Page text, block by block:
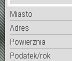
Miasto
Adres
Powierznia
Podatek/rok